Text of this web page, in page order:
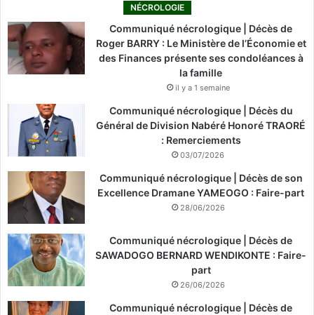
NÉCROLOGIE
Communiqué nécrologique | Décès de
Roger BARRY : Le Ministère de l’Économie et
des Finances présente ses condoléances à
la famille
il y a 1 semaine
Communiqué nécrologique | Décès du
Général de Division Nabéré Honoré TRAORÉ
: Remerciements
03/07/2026
Communiqué nécrologique | Décès de son
Excellence Dramane YAMEOGO : Faire-part
28/06/2026
Communiqué nécrologique | Décès de
SAWADOGO BERNARD WENDIKONTE : Faire-
part
26/06/2026
Communiqué nécrologique | Décès de